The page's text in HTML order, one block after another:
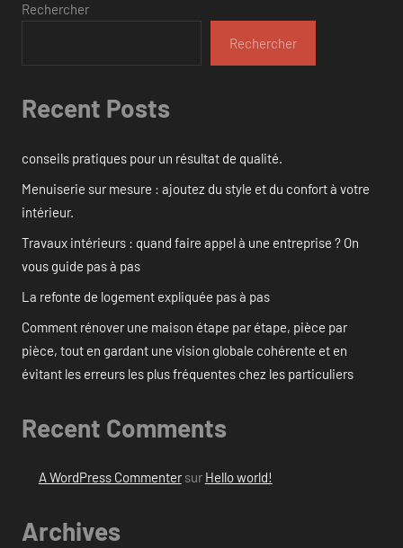
Rechercher
Rechercher
Recent Posts
conseils pratiques pour un résultat de qualité.
Menuiserie sur mesure : ajoutez du style et du confort à votre
intérieur.
Travaux intérieurs : quand faire appel à une entreprise ? On
vous guide pas à pas
La refonte de logement expliquée pas à pas
Comment rénover une maison étape par étape, pièce par
pièce, tout en gardant une vision globale cohérente et en
évitant les erreurs les plus fréquentes chez les particuliers
Recent Comments
A WordPress Commentersur Hello world!
Archives